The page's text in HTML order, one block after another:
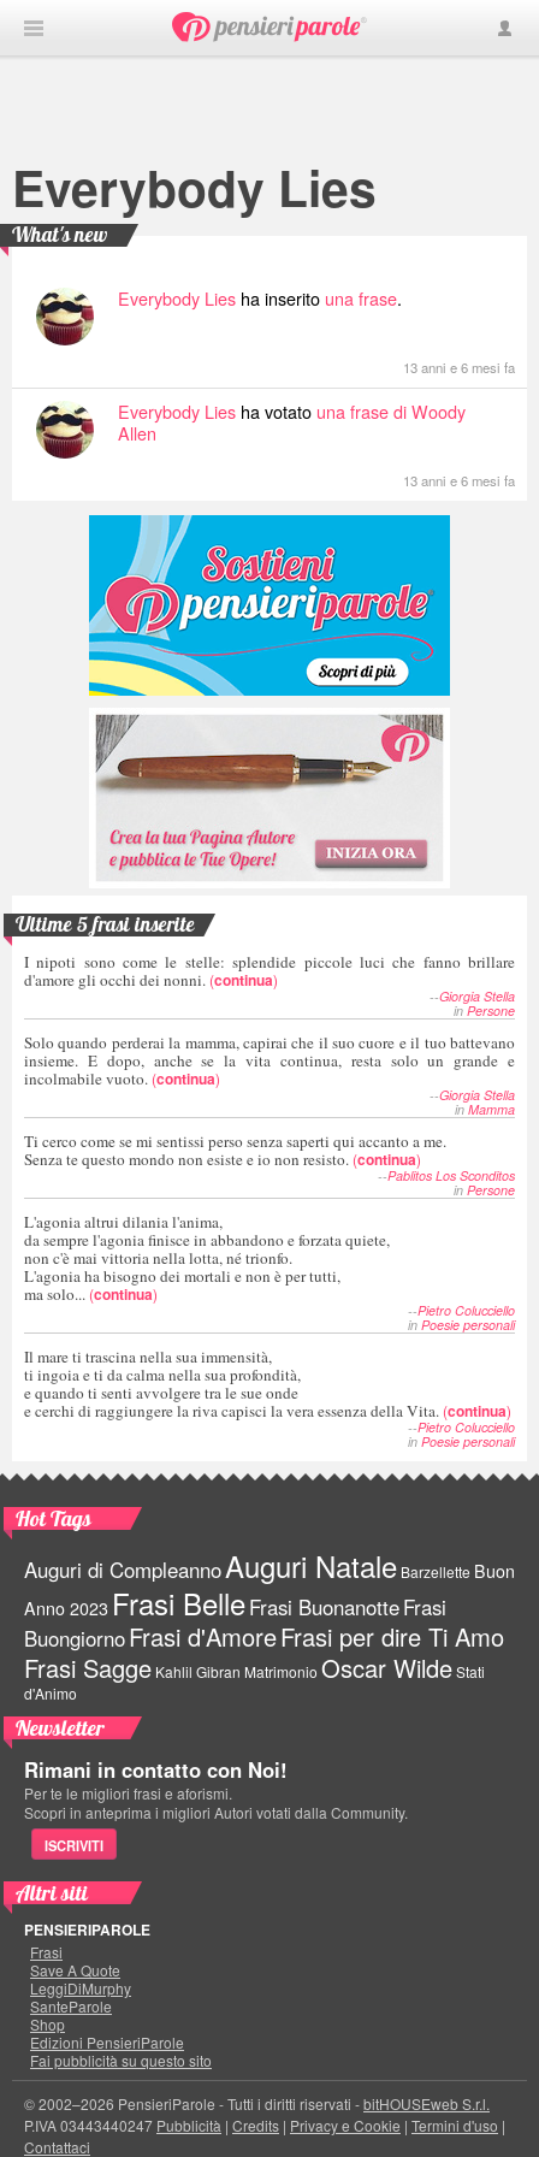
Everybody Lies
What's new
Everybody Lies ha inserito una frase.
13 anni e 6 mesi fa
Everybody Lies ha votato una frase di Woody
Allen
13 anni e 6 mesi fa
Ultime 5 frasi inserite
I nipoti sono come le stelle: splendide piccole luci che fanno brillare
d'amore gli occhi dei nonni. (continua)
--Giorgia Stella
inPersone
Solo quando perderai la mamma, capirai che il suo cuore e il tuo battevano
insieme. E dopo, anche se la vita continua, resta solo un grande e
incolmabile vuoto. (continua)
--Giorgia Stella
inMamma
Ti cerco come se mi sentissi perso senza saperti qui accanto a me.
Senza te questo mondo non esiste e io non resisto. (continua)
--Pablitos Los Sconditos
in Persone
L'agonia altrui dilania l'anima,
da sempre l'agonia finisce in abbandono e forzata quiete,
non c'è mai vittoria nella lotta, né trionfo.
L'agonia ha bisogno dei mortali e non è per tutti,
ma solo... (continua)
--Pietro Colucciello
in Poesie personali
Il mare ti trascina nella sua immensità,
ti ingoia e ti da calma nella sua profondità,
e quando ti senti avvolgere tra le sue onde
e cerchi di raggiungere la riva capisci la vera essenza della Vita. (continua)
--Pietro Colucciello
in Poesie personali
Hot Tags
Auguri di CompleannoAuguri Natale Barzellette Buon
Anno 2023 Frasi BelleFrasi BuonanotteFrasi
BuongiornoFrasi d'AmoreFrasi per dire Ti Amo
Frasi Sagge Kahlil Gibran Matrimonio Oscar WildeStati
d'Animo
Newsletter
Rimani in contatto con Noi!
Per te le migliori frasi e aforismi.
Scopri in anteprima i migliori Autori votati dalla Community.
ISCRIVITI
Altri siti
PENSIERIPAROLE
Frasi
Save A Quote
LeggiDiMurphy
SanteParole
Shop
Edizioni PensieriParole
Fai pubblicità su questo sito
© 2002–2026 PensieriParole - Tutti i diritti riservati -bitHOUSEweb S.r.l.
P.IVA 03443440247 Pubblicità | Credits | Privacy e Cookie | Termini d'uso |
Contattaci